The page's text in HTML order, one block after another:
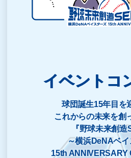
イベントコ
球団誕生15年目を
これからの未来を創
『野球未来創造
～横浜DeNAベ
15th ANNIVERSARY